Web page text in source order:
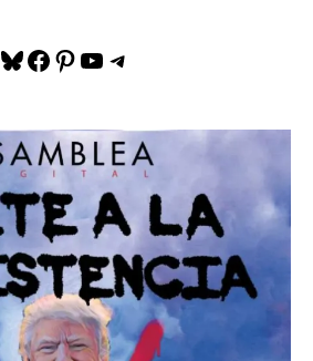
Bluesky
Facebook
Pinterest
YouTube
Telegram